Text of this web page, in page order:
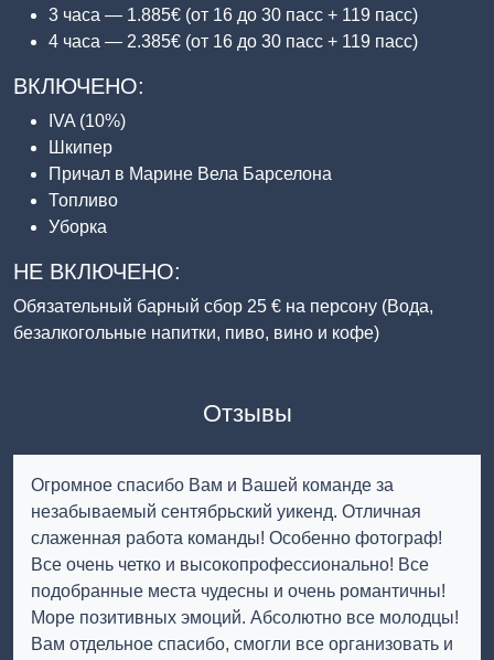
3 часа — 1.885€ (от 16 до 30 пасс + 119 пасс)
4 часа — 2.385€ (от 16 до 30 пасс + 119 пасс)
ВКЛЮЧЕНО:
IVA (10%)
Шкипер
Причал в Марине Вела Барселона
Топливо
Уборка
НЕ ВКЛЮЧЕНО:
Обязательный барный сбор 25 € на персону (Вода,
безалкогольные напитки, пиво, вино и кофе)
Отзывы
Огромное спасибо Вам и Вашей команде за
незабываемый сентябрьский уикенд. Отличная
слаженная работа команды! Особенно фотограф!
Все очень четко и высокопрофессионально! Все
подобранные места чудесны и очень романтичны!
Море позитивных эмоций. Абсолютно все молодцы!
Вам отдельное спасибо, смогли все организовать и